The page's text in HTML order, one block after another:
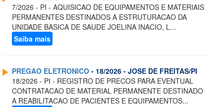
7/2026 - PI - AQUISICAO DE EQUIPAMENTOS E MATERIAIS
PERMANENTES DESTINADOS A ESTRUTURACAO DA
UNIDADE BASICA DE SAUDE JOELINA INACIO, L...
Saiba mais
PREGAO ELETRONICO - 18/2026 - JOSE DE FREITAS/PI
18/2026 - PI - REGISTRO DE PRECOS PARA EVENTUAL
CONTRATACAO DE MATERIAL PERMANENTE DESTINADO
A REABILITACAO DE PACIENTES E EQUIPAMENTOS...